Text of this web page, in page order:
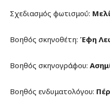
Σχεδιασμός φωτισμού:
Βοηθός σκηνοθέτη: Έφη
Βοηθός σκηνογράφου:
Βοηθός ενδυματολόγου: